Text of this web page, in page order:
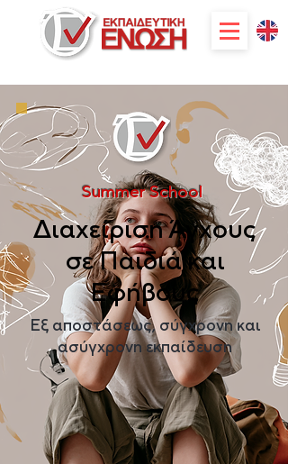
Summer School
Διαχείριση Άγχους
σε Παιδιά και
Εφήβους
Εξ αποστάσεως, σύγχρονη και
ασύγχρονη εκπαίδευση